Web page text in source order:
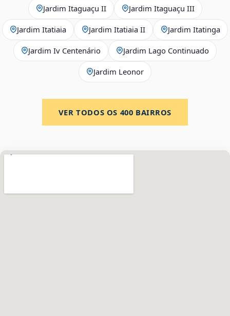
Jardim Itaguaçu II Jardim Itaguaçu III
Jardim Itatiaia Jardim Itatiaia II Jardim Itatinga
Jardim Iv Centenário Jardim Lago Continuado
Jardim Leonor
VER TODOS OS 400 BAIRROS